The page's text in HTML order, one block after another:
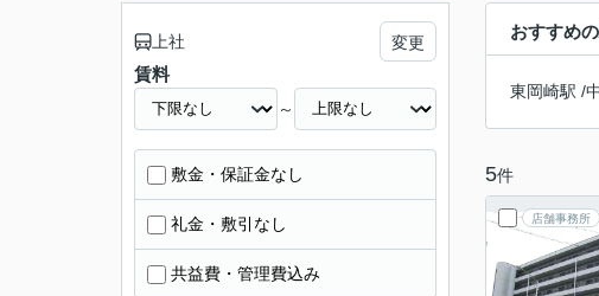
おすすめ
東岡崎駅 /
5件
店舗事務所
上社 変更
賃料
～
敷金・保証金なし
礼金・敷引なし
共益費・管理費込み